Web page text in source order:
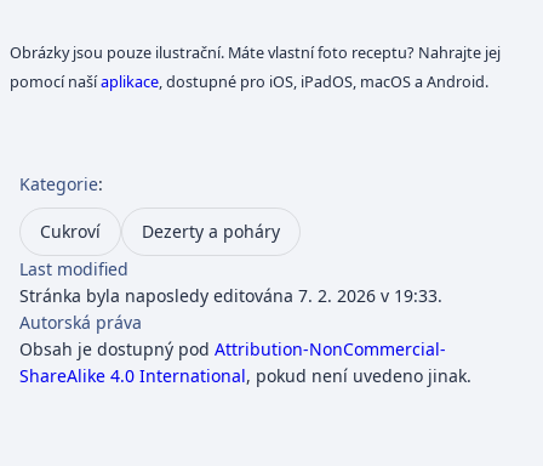
Obrázky jsou pouze ilustrační. Máte vlastní foto receptu? Nahrajte jej
pomocí našíaplikace, dostupné pro iOS, iPadOS, macOS a Android.
Kategorie:
Cukroví
Dezerty a poháry
Last modified
Stránka byla naposledy editována 7. 2. 2026 v 19:33.
Autorská práva
Obsah je dostupný pod Attribution-NonCommercial-
ShareAlike 4.0 International, pokud není uvedeno jinak.